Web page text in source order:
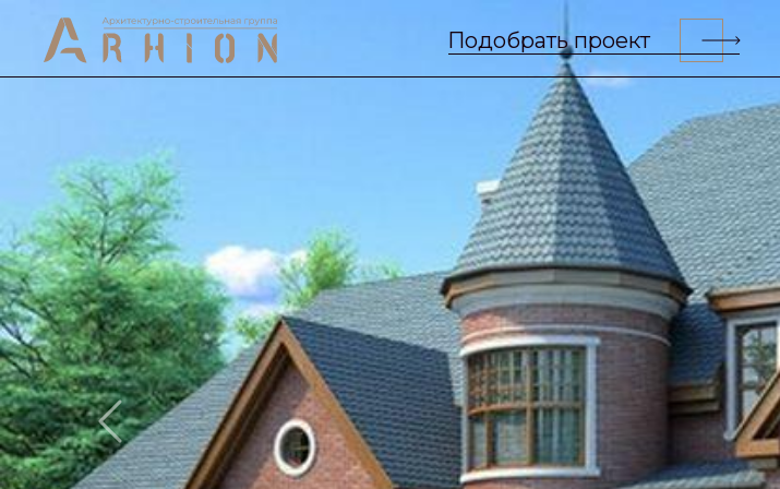
Подобрать проект
Previous